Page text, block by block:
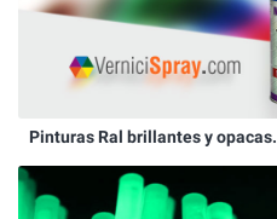
Pinturas Ral brillantes y opacas.